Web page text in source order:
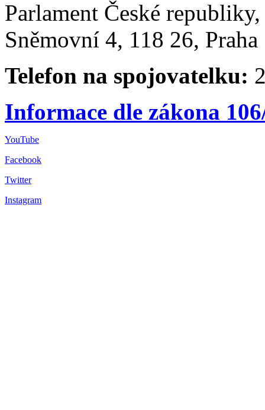
Parlament České
Sněmovní 4, 118 26,
Telefon na spojovatelku:
Informace dle zákona
YouTube
Facebook
Twitter
Instagram